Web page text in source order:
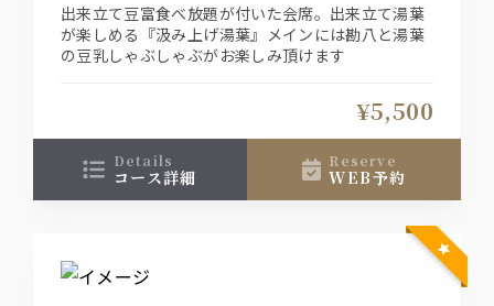
出来立て豆富食べ放題が付いた会席。出来立て湯葉
が楽しめる『汲み上げ湯葉』メインには勘八と湯葉
の豆乳しゃぶしゃぶがお楽しみ頂けます
¥5,500
details
コース詳細
reserve
WEB予約